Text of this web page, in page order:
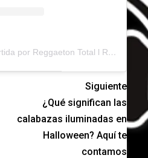
Una publicación compartida por Reggaeton Total l Reggaeton (@reggaetontotal)
Siguiente
¿Qué significan las
calabazas iluminadas en
Halloween? Aquí te
contamos